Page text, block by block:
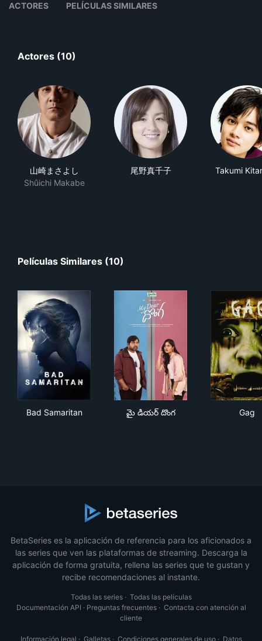
ACTORES PELÍCULAS SIMILARES
Actores (10)
山崎まさよし
Shûichi Makabe
尾野真千子 Takumi
Películas Similares (10)
Bad Samaritan మై డియర్ దొంగ Gag
BetaSeries es la aplicación de referencia para los aficionados a
las series que ven las plataformas de streaming. Descarga la
aplicación de forma gratuita, rellena las series que te gustan y
recibe recomendaciones al instante.
Todas las series· Todas las películas
Documentación API · Preguntas frecuentes· Contacta con atención al
cliente
Información legal · Galletas· Condiciones generales de uso· Datos